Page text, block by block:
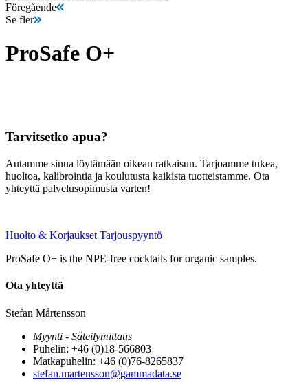
Föregående
Se fler
ProSafe O+
Tarvitsetko apua?
Autamme sinua löytämään oikean ratkaisun. Tarjoamme tukea,
huoltoa, kalibrointia ja koulutusta kaikista tuotteistamme. Ota
yhteyttä palvelusopimusta varten!
Huolto & Korjaukset Tarjouspyyntö
ProSafe O+ is the NPE-free cocktails for organic samples.
Ota yhteyttä
Stefan Mårtensson
Myynti - Säteilymittaus
Puhelin: +46 (0)18-566803
Matkapuhelin: +46 (0)76-8265837
stefan.martensson@gammadata.se